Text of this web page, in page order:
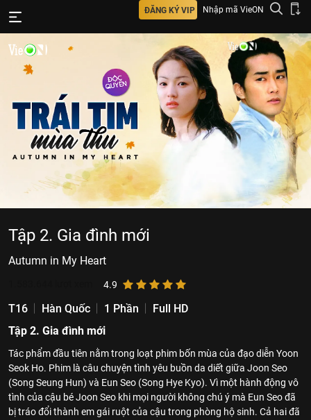
ĐĂNG KÝ VIP Nhập mã VieON
Tập 2. Gia đình mới
Autumn in My Heart
4.9
T16 Hàn Quốc 1 Phần
Full HD
Tập 2. Gia đình mới
Tác phẩm đầu tiên nằm trong loạt phim bốn mùa của đạo diễn Yoon
Seok Ho. Phim là câu chuyện tình yêu buồn da diết giữa Joon Seo
(Song Seung Hun) và Eun Seo (Song Hye Kyo). Vì một hành động vô
tình của cậu bé Joon Seo khi mọi người không chú ý mà Eun Seo đã
bị tráo đổi thành em gái ruột của cậu trong phòng hộ sinh. Cả hai đã